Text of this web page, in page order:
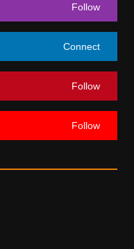
Follow
Connect
Follow
Follow